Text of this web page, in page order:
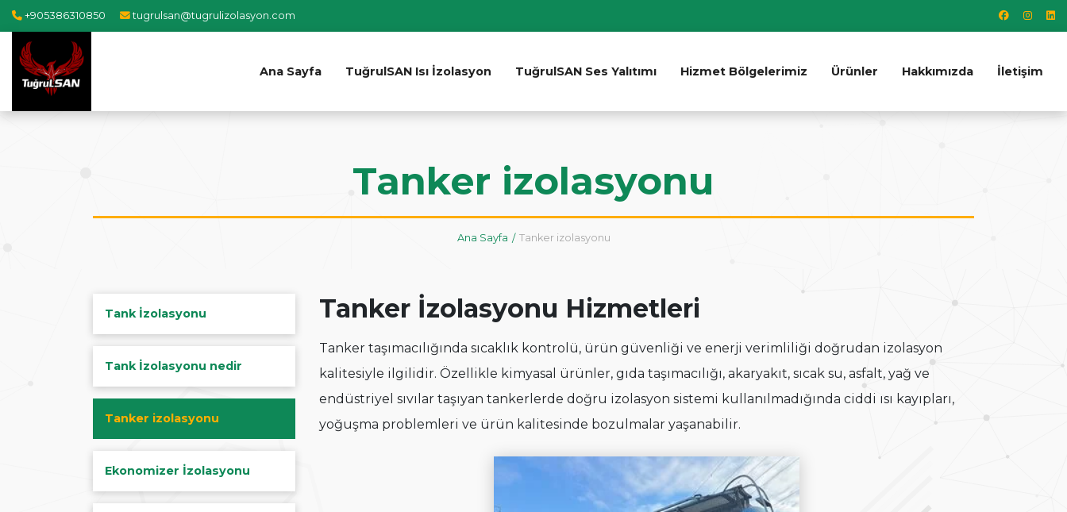
+905386310850 tugrulsan@tugrulizolasyon.com
Ana Sayfa TuğrulSAN Isı İzolasyon TuğrulSAN Ses Yalıtımı Hizmet Bölgelerimiz Ürünler Hakkımızda İletişim
Tanker izolasyonu
Ana Sayfa Tanker izolasyonu
Tank İzolasyonu
Tank İzolasyonu nedir
Tanker izolasyonu
Ekonomizer İzolasyonu
Tanker İzolasyonu Hizmetleri
Tanker taşımacılığında sıcaklık kontrolü, ürün güvenliği ve enerji verimliliği doğrudan izolasyon
kalitesiyle ilgilidir. Özellikle kimyasal ürünler, gıda taşımacılığı, akaryakıt, sıcak su, asfalt, yağ ve
endüstriyel sıvılar taşıyan tankerlerde doğru izolasyon sistemi kullanılmadığında ciddi ısı kayıpları,
yoğuşma problemleri ve ürün kalitesinde bozulmalar yaşanabilir.